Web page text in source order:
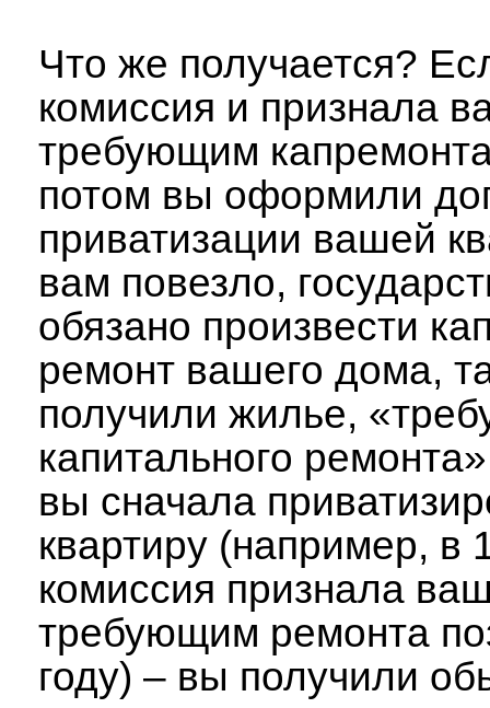
Что же получается?
комиссия и признала
требующим
потом вы оформили
приватизации вашей
вам повезло,
обязано произвести
ремонт вашего дома,
получили жилье,
капитального
вы сначала
квартиру (например, в
комиссия признала
требующим ремонта
году) – вы получили